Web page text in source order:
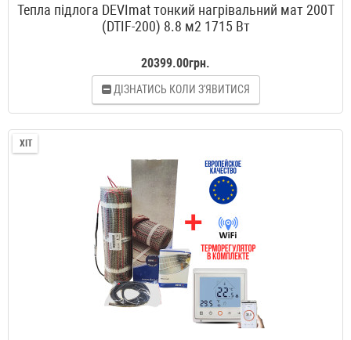
Тепла підлога DEVImat тонкий нагрівальний мат 200T
(DTIF-200) 8.8 м2 1715 Вт
20399.00грн.
ДІЗНАТИСЬ КОЛИ З'ЯВИТИСЯ
ХІТ